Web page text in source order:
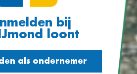
bij
loont
als ondernemer